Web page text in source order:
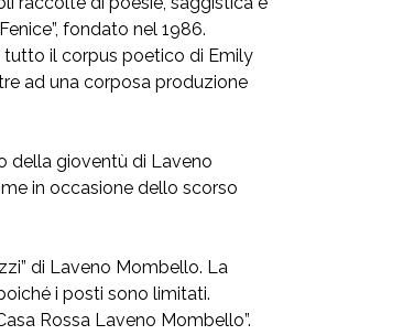
fondato nel 1986.
il corpus poetico di Emily
ad una corposa produzione
della gioventù di Laveno
in occasione dello scorso
di Laveno Mombello. La
i posti sono limitati.
Rossa Laveno Mombello”.